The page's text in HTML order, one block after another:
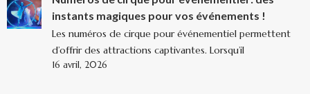
instants magiques pour vos événements !
Les numéros de cirque pour événementiel permettent
d’offrir des attractions captivantes. Lorsqu’il
16 avril, 2026